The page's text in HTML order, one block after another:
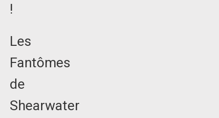
!
Les
Fantômes
de
Shearwater